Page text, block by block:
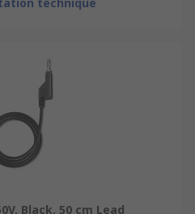
Black, 50 cm Lead